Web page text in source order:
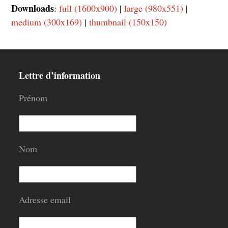
Downloads:full (1600x900) |large (980x551) |
medium (300x169) |thumbnail (150x150)
Lettre d’information
Prénom
Nom
Adresse email